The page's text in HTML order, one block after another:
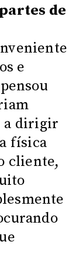
de
e
a dirigir
física
cliente,